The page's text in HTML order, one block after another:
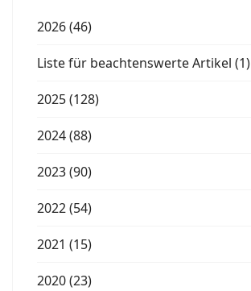
2026 (46)
Liste für beachtenswerte Artikel (1)
2025 (128)
2024 (88)
2023 (90)
2022 (54)
2021 (15)
2020 (23)